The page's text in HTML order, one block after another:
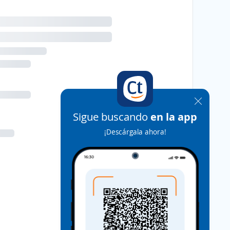
Sigue buscando en la app
¡Descárgala ahora!